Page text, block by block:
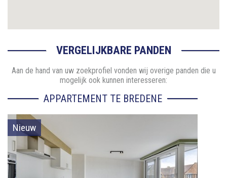
VERGELIJKBARE PANDEN
Aan de hand van uw zoekprofiel vonden wij overige panden die u
mogelijk ook kunnen interesseren:
APPARTEMENT TE BREDENE
Nieuw